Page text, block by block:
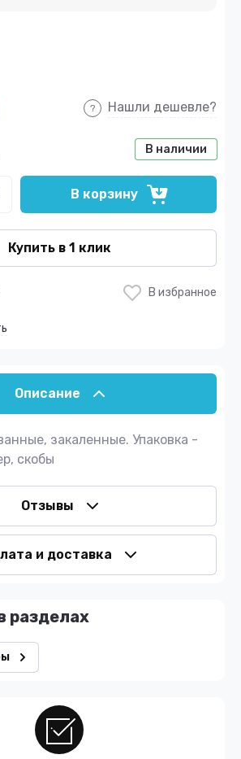
Нашли дешевле?
В наличии
В корзину
Купить в 1 клик
В избранное
Описание
закаленные. Упаковка -
скобы
Отзывы
и доставка
разделах